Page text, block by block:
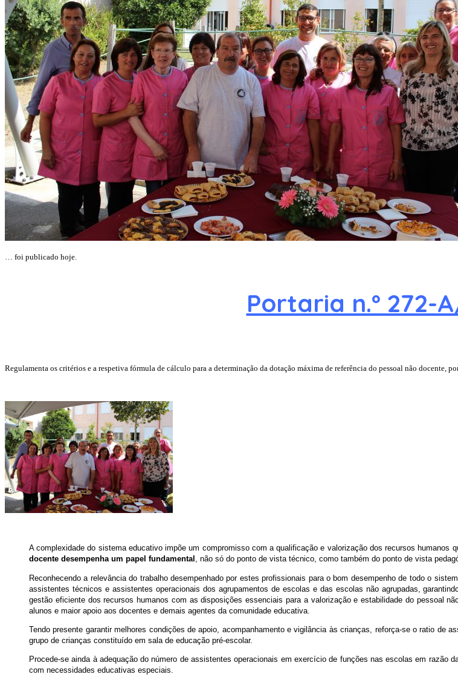
… foi publicado hoje.
Portaria n.º 272-
Regulamenta os critérios e a respetiva fórmula de cálculo para a determinação da dotação máxima de referência do pessoal não docente,
A complexidade do sistema educativo impõe um compromisso com a qualificação e valorização dos recursos humanos
docente desempenha um papel fundamental , não só do ponto de vista técnico, como também do ponto de vista
Reconhecendo a relevância do trabalho desempenhado por estes profissionais para o bom desempenho de todo o
assistentes técnicos e assistentes operacionais dos agrupamentos de escolas e das escolas não agrupadas,
gestão eficiente dos recursos humanos com as disposições essenciais para a valorização e estabilidade do pessoal
alunos e maior apoio aos docentes e demais agentes da comunidade educativa.
Tendo presente garantir melhores condições de apoio, acompanhamento e vigilância às crianças, reforça-se o ratio de
grupo de crianças constituído em sala de educação pré-escolar.
Procede-se ainda à adequação do número de assistentes operacionais em exercício de funções nas escolas em razão
com necessidades educativas especiais.